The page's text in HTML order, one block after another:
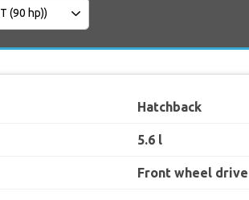
Hatchback
5.6 l
Front wheel drive